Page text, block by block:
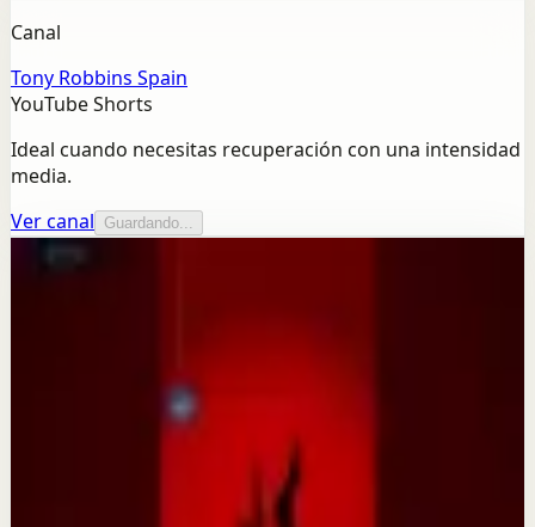
Canal
Tony Robbins Spain
YouTube Shorts
Ideal cuando necesitas recuperación con una intensidad
media.
Ver canal
Guardando...
Más de este canal
Cómo gestionamos nuestra energía